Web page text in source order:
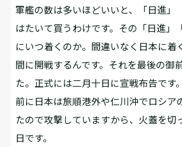
軍艦の数は多いほどいいと、「日進」
はたいて買うわけです。その「日進」
にいつ着くのか。間違いなく日本に着
間に開戦するんです。それを最後の御
た。正式には二月十日に宣戦布告です
前に日本は旅順港外や仁川沖でロシア
たので攻撃していますから、火蓋を切
日です。